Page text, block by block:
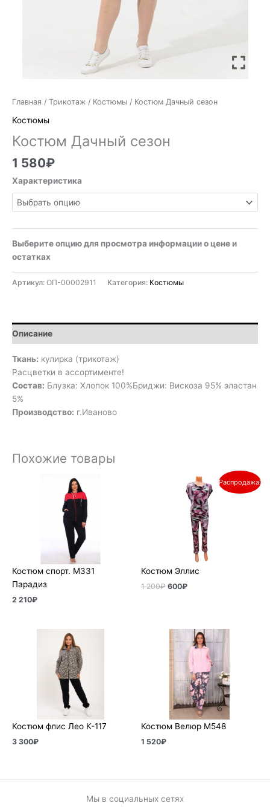
Главная / Трикотаж / Костюмы / Костюм Дачный сезон
Костюмы
Костюм Дачный сезон
1 580₽
Характеристика
Выберите опцию для просмотра информации о цене и
остатках
Артикул: ОП-00002911 Категория: Костюмы
Описание
Ткань: кулирка (трикотаж)
Расцветки в ассортименте!
Состав: Блузка: Хлопок 100%Бриджи: Вискоза 95% эластан
5%
Производство: г.Иваново
Похожие товары
Костюм спорт. М331
Парадиз
2 210₽
Распродажа!
Костюм Эллис
1 200₽
Первоначальная
составляла
600₽
Текущая
цена:
600₽.
Костюм флис Лео К-117
3 300₽
Костюм Велюр М548
1 520₽
Мы в социальных сетях